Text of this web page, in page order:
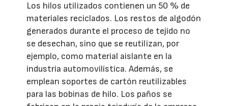
Los hilos utilizados contienen un 50 % de
materiales reciclados. Los restos de algodón
generados durante el proceso de tejido no
se desechan, sino que se reutilizan, por
ejemplo, como material aislante en la
industria automovilística. Además, se
emplean soportes de cartón reutilizables
para las bobinas de hilo. Los paños se